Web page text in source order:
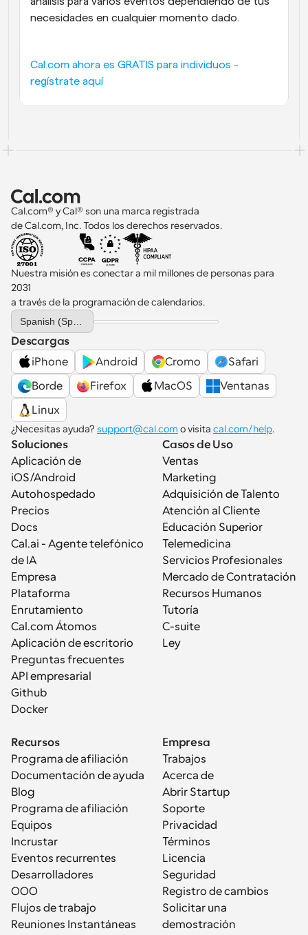
necesidades en cualquier momento dado.
Cal.com ahora es GRATIS para individuos -
regístrate aquí
Cal.com® y Cal® son una marca registrada
de Cal.com, Inc. Todos los derechos reservados.
Nuestra misión es conectar a mil millones de personas para
2031
a través de la programación de calendarios.
Select Language
Descargas
iPhone
Android Cromo
Safari
Borde
Firefox MacOS
Ventanas
Linux
¿Necesitas ayuda? support@cal.com o visita cal.com/help.
Soluciones
Aplicación de
iOS/Android
Autohospedado
Precios
Docs
Cal.ai - Agente telefónico
de IA
Empresa
Plataforma
Enrutamiento
Cal.com Átomos
Aplicación de escritorio
Preguntas frecuentes
API empresarial
Github
Docker
Casos de Uso
Ventas
Marketing
Adquisición de Talento
Atención al Cliente
Educación Superior
Telemedicina
Servicios Profesionales
Mercado de Contratación
Recursos Humanos
Tutoría
C-suite
Ley
Recursos
Programa de afiliación
Documentación de ayuda
Blog
Programa de afiliación
Equipos
Incrustar
Eventos recurrentes
Desarrolladores
OOO
Flujos de trabajo
Reuniones Instantáneas
Empresa
Trabajos
Acerca de
Abrir Startup
Soporte
Privacidad
Términos
Licencia
Seguridad
Registro de cambios
Solicitar una
demostración